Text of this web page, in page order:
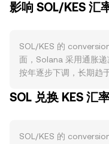
影响 SOL/KES 汇
SOL/KES 的
面，Solana 采用通胀
按年逐步下调，长期趋
此外，Solana 对交易费
主要取决于 Solana 生
SOL 兑换 KES 汇
SOL/KES 的